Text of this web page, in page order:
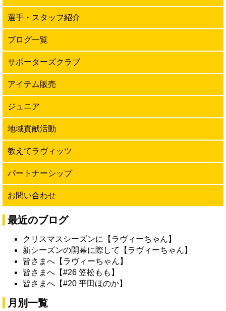
選手・スタッフ紹介
ブログ一覧
サポーターズクラブ
アイテム販売
ジュニア
地域貢献活動
教えてラヴィッツ
パートナーシップ
お問い合わせ
最近のブログ
クリスマスシーズンに【ラヴィーちゃん】
新シーズンの開幕に際して【ラヴィーちゃん】
皆さまへ【ラヴィーちゃん】
皆さまへ【#26 笠松もも】
皆さまへ【#20 平田ほのか】
月別一覧